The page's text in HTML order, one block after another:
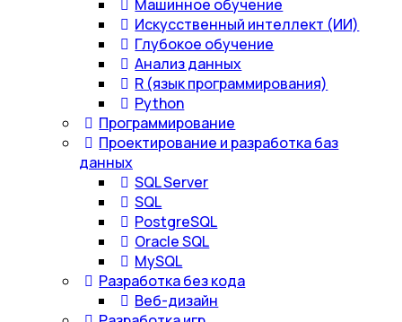
Машинное обучение
Искусственный интеллект (ИИ)
Глубокое обучение
Анализ данных
R (язык программирования)
Python
Программирование
Проектирование и разработка баз
данных
SQL Server
SQL
PostgreSQL
Oracle SQL
MySQL
Разработка без кода
Веб-дизайн